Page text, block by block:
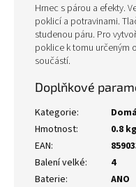
Hrnec s párou a efekty.
poklicí a potravinami.
studenou páru. Pro
poklice k tomu určeným
součástí.
Doplňkové
Kategorie:
Hmotnost:
0.8 kg
EAN:
Balení velké:
4
Baterie:
ANO